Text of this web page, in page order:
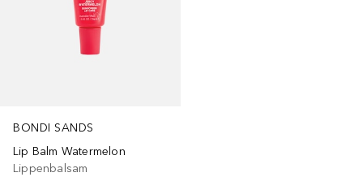
BONDI SANDS
Lip Balm Watermelon
Lippenbalsam